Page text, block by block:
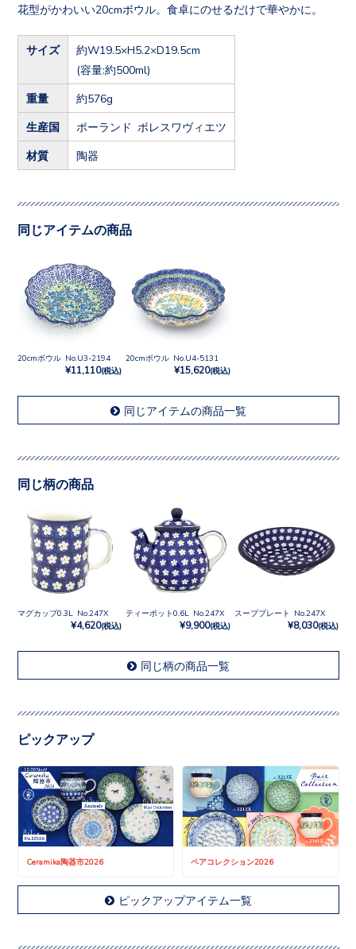
花型がかわいい20cmボウル。食卓にのせるだけで華やかに。
サイズ
約W19.5×H5.2×D19.5cm
(容量:約500ml)
重量 約576g
生産国 ポーランド ボレスワヴィエツ
材質 陶器
同じアイテムの商品
20cmボウル No.U3-2194
¥11,110(税込)
20cmボウル No.U4-5131
¥15,620(税込)
同じアイテムの商品一覧
同じ柄の商品
マグカップ0.3L No.247X
¥4,620(税込)
ティーポット0.6L No.247X
¥9,900(税込)
スーププレート No.247X
¥8,030(税込)
同じ柄の商品一覧
ピックアップ
Ceramika陶器市2026 ペアコレクション2026
ピックアップアイテム一覧